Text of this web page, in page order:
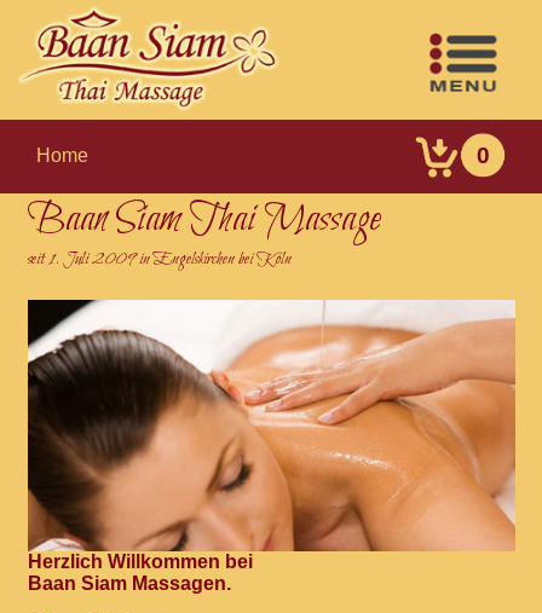
Home 0
Baan Siam Thai Massage
seit 1. Juli 2009 in Engelskirchen bei Köln
Herzlich Willkommen bei
Baan Siam Massagen.